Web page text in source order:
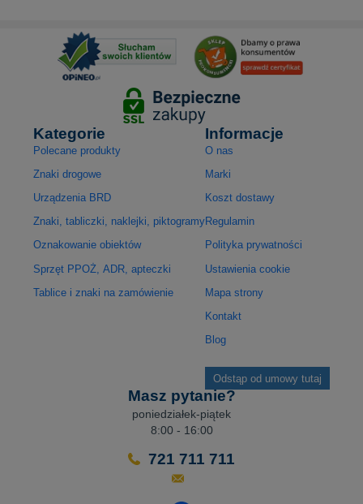
Kategorie
Polecane produkty
Znaki drogowe
Urządzenia BRD
Znaki, tabliczki, naklejki, piktogramy
Oznakowanie obiektów
Sprzęt PPOŻ, ADR, apteczki
Tablice i znaki na zamówienie
Informacje
O nas
Marki
Koszt dostawy
Regulamin
Polityka prywatności
Ustawienia cookie
Mapa strony
Kontakt
Blog
Odstąp od umowy tutaj
Masz pytanie?
poniedziałek-piątek
8:00 - 16:00
721 711 711